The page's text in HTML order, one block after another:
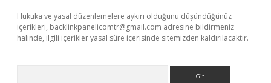
Hukuka ve yasal düzenlemelere aykırı olduğunu düşündüğünüz
içerikleri, backlinkpanelicomtr@gmail.com adresine bildirmeniz
halinde, ilgili içerikler yasal süre içerisinde sitemizden kaldırılacaktır.